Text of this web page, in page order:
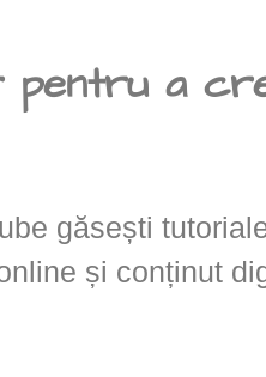
pentru a
găsești
și conținut